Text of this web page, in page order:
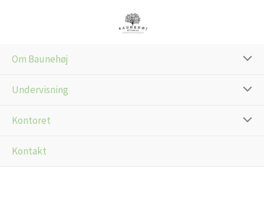
Om Baunehøj
Undervisning
Kontoret
Kontakt